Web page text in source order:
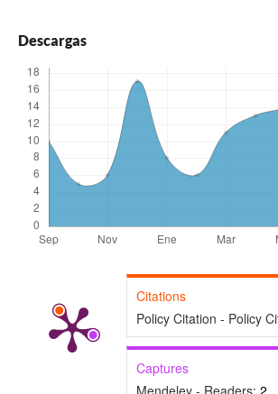
Descargas
Citations
Policy Citation - Policy
Captures